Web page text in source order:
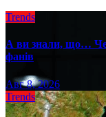
Trends
А ви знали, що…
фанів
Авг 8, 2026
Trends